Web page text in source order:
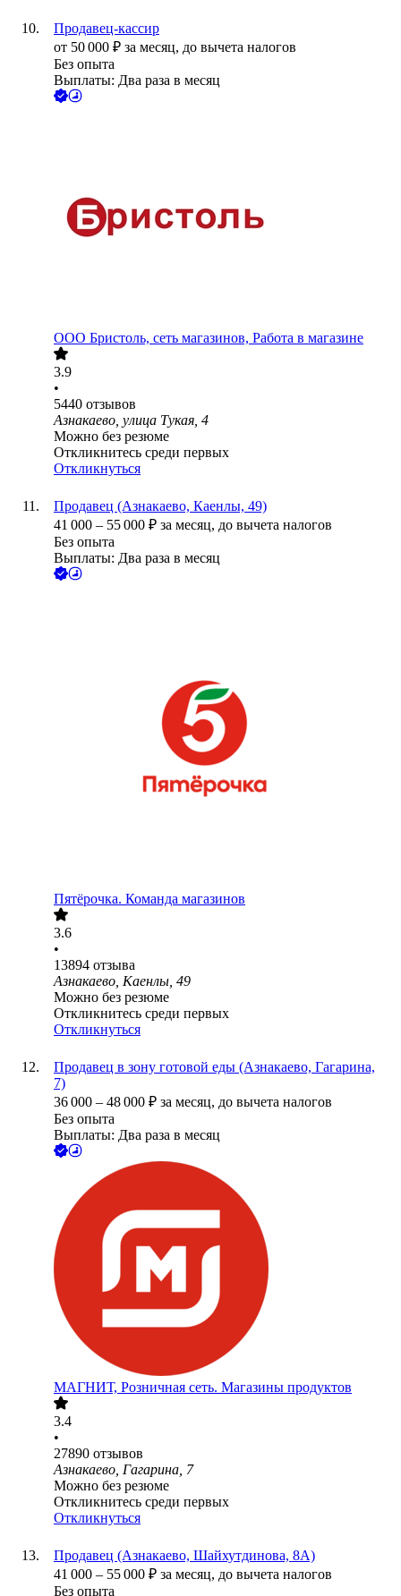
Продавец-кассир
от 50 000 ₽ за месяц, до вычета налогов
Без опыта
Выплаты: Два раза в месяц
ООО Бристоль, сеть магазинов, Работа в магазине
3.9
•
5440 отзывов
Азнакаево, улица Тукая, 4
Можно без резюме
Откликнитесь среди первых
Откликнуться
Продавец (Азнакаево, Каенлы, 49)
41 000 – 55 000 ₽ за месяц, до вычета налогов
Без опыта
Выплаты: Два раза в месяц
Пятёрочка. Команда магазинов
3.6
•
13894 отзыва
Азнакаево, Каенлы, 49
Можно без резюме
Откликнитесь среди первых
Откликнуться
Продавец в зону готовой еды (Азнакаево, Гагарина,
7)
36 000 – 48 000 ₽ за месяц, до вычета налогов
Без опыта
Выплаты: Два раза в месяц
МАГНИТ, Розничная сеть. Магазины продуктов
3.4
•
27890 отзывов
Азнакаево, Гагарина, 7
Можно без резюме
Откликнитесь среди первых
Откликнуться
Продавец (Азнакаево, Шайхутдинова, 8А)
41 000 – 55 000 ₽ за месяц, до вычета налогов
Без опыта